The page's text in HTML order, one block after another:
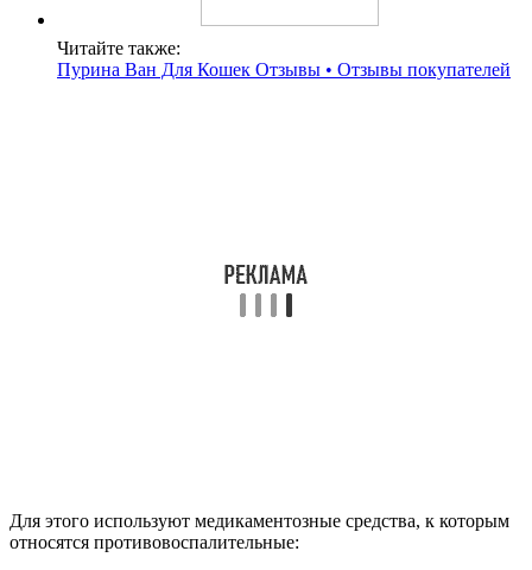
Читайте также:
Пурина Ван Для Кошек Отзывы • Отзывы покупателей
Для этого используют медикаментозные средства, к которым
относятся противовоспалительные: